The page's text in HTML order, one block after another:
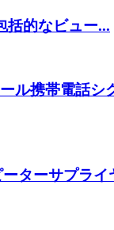
括的なビュー...
ル携帯電話シ
ターサプライ